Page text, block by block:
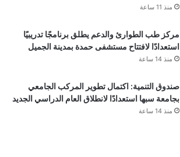
منذ 11 ساعة
مركز طب الطوارئ والدعم يطلق برنامجًا تدريبيًا
استعدادًا لافتتاح مستشفى حمدة بمدينة الجميل
منذ 14 ساعة
صندوق التنمية: اكتمال تطوير المركب الجامعي
بجامعة سبها استعدادًا لانطلاق العام الدراسي الجديد
منذ 14 ساعة